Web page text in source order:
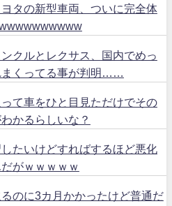
ヨタの新型車両、ついに完全体
ンクルとレクサス、国内でめっ
まくってる事が判明……
て車をひと目見ただけでその
かるらしいな？
たいけどすればするほど悪化
がｗｗｗｗｗ
のに3カ月かかったけど普通だ